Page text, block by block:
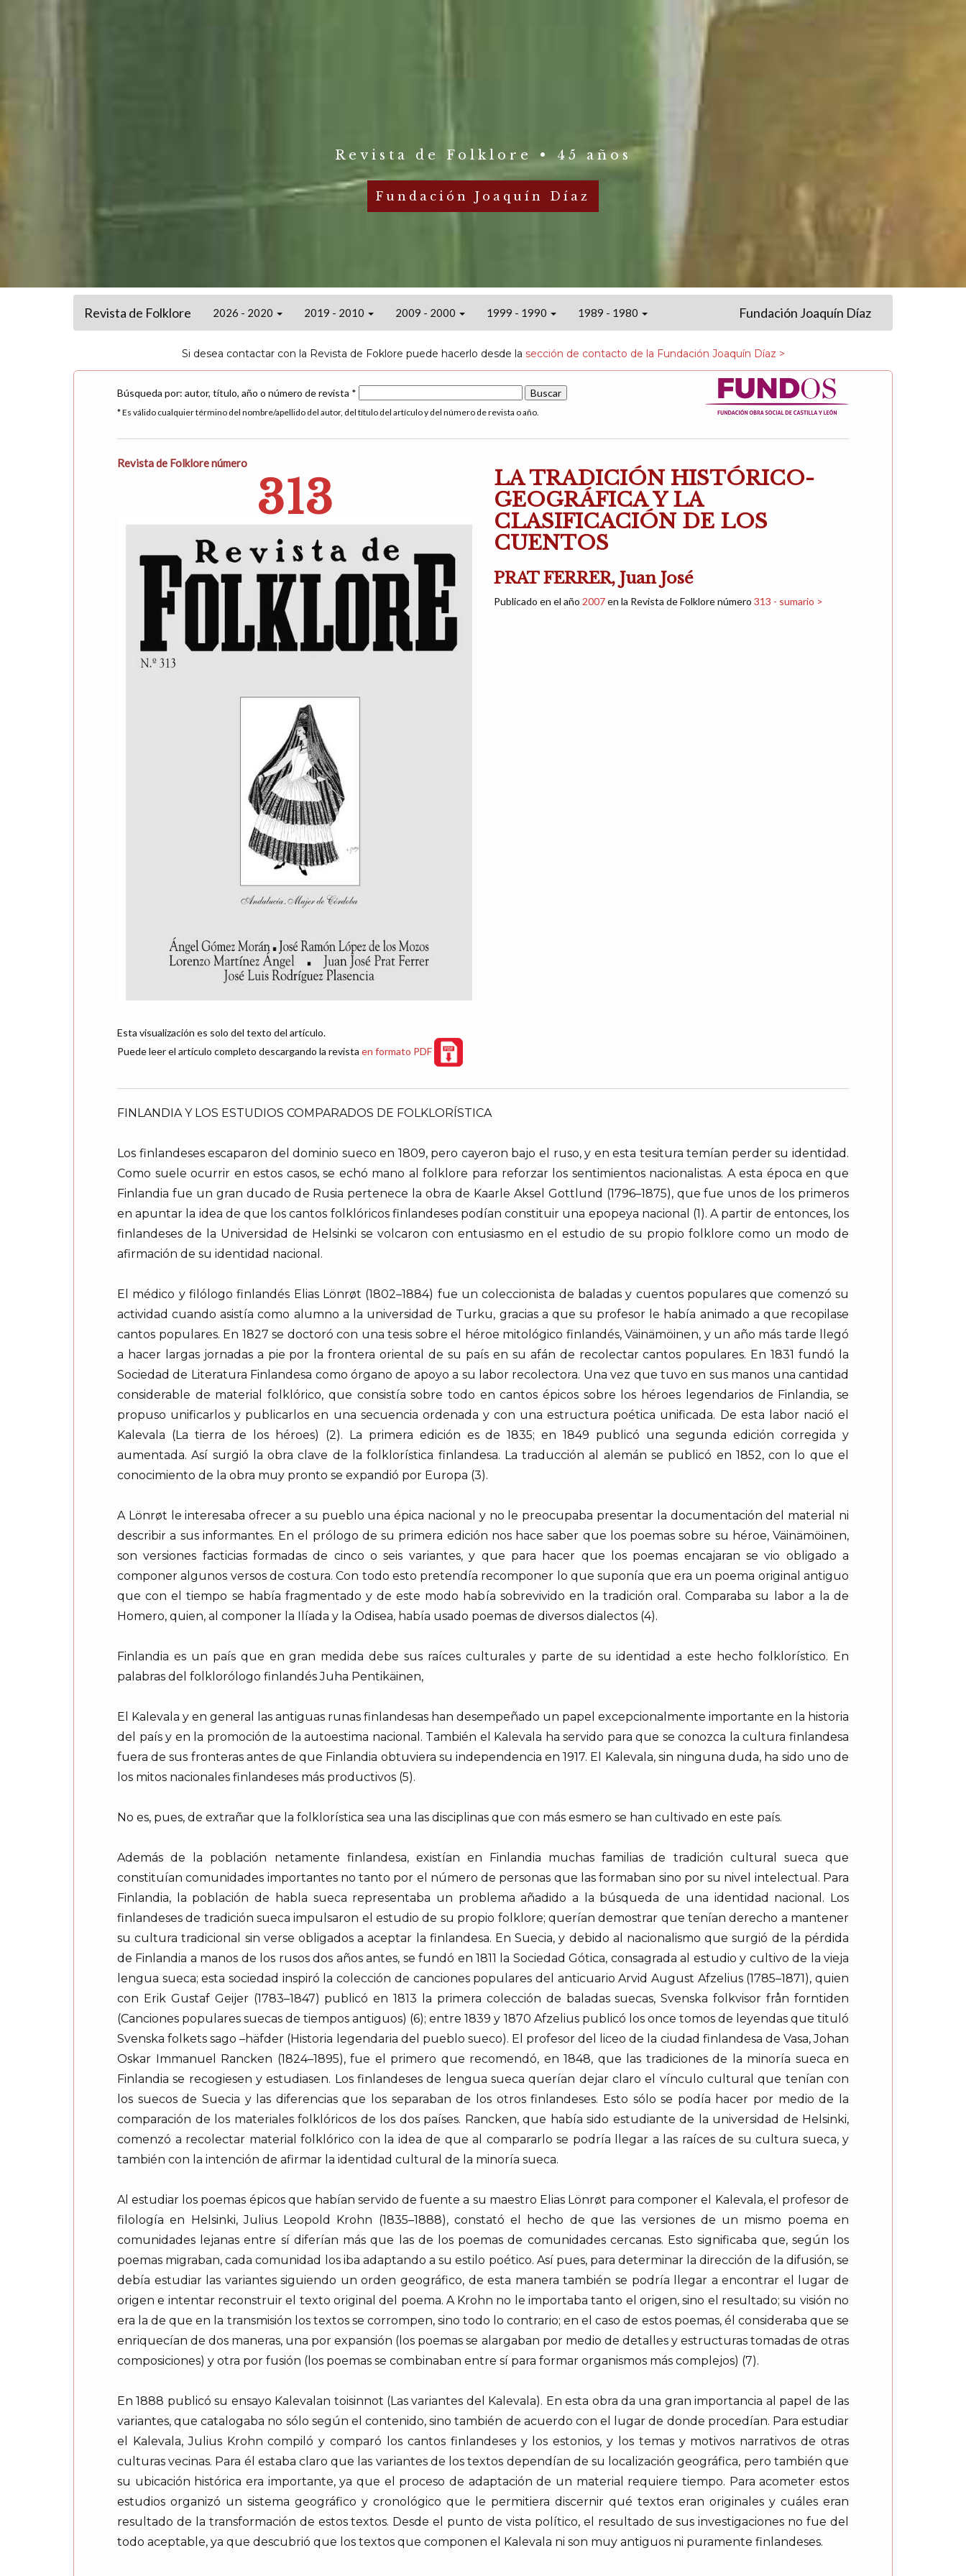
Revista de Folklore • 45 años
Fundación Joaquín Díaz
Revista de Folklore 2026 - 2020 2019 - 2010 2009 - 2000 1999 - 1990 1989 - 1980 Fundación Joaquín Díaz
Si desea contactar con la Revista de Foklore puede hacerlo desde la sección de contacto de la Fundación Joaquín Díaz >
Búsqueda por: autor, título, año o número de revista *
* Es válido cualquier término del nombre/apellido del autor, del título del artículo y del número de revista o año.
Revista de Folklore número
313
Esta visualización es solo del texto del artículo.
Puede leer el artículo completo descargando la revista en formato PDF
LA TRADICIÓN HISTÓRICO-
GEOGRÁFICA Y LA
CLASIFICACIÓN DE LOS
CUENTOS
PRAT FERRER, Juan José
Publicado en el año 2007en la Revista de Folklore número 313 - sumario >
FINLANDIA Y LOS ESTUDIOS COMPARADOS DE FOLKLORÍSTICA
Los finlandeses escaparon del dominio sueco en 1809, pero cayeron bajo el ruso, y en esta tesitura temían perder su identidad.
Como suele ocurrir en estos casos, se echó mano al folklore para reforzar los sentimientos nacionalistas. A esta época en que
Finlandia fue un gran ducado de Rusia pertenece la obra de Kaarle Aksel Gottlund (1796–1875), que fue unos de los primeros
en apuntar la idea de que los cantos folklóricos finlandeses podían constituir una epopeya nacional (1). A partir de entonces, los
finlandeses de la Universidad de Helsinki se volcaron con entusiasmo en el estudio de su propio folklore como un modo de
afirmación de su identidad nacional.
El médico y filólogo finlandés Elias Lönrøt (1802–1884) fue un coleccionista de baladas y cuentos populares que comenzó su
actividad cuando asistía como alumno a la universidad de Turku, gracias a que su profesor le había animado a que recopilase
cantos populares. En 1827 se doctoró con una tesis sobre el héroe mitológico finlandés, Väinämöinen, y un año más tarde llegó
a hacer largas jornadas a pie por la frontera oriental de su país en su afán de recolectar cantos populares. En 1831 fundó la
Sociedad de Literatura Finlandesa como órgano de apoyo a su labor recolectora. Una vez que tuvo en sus manos una cantidad
considerable de material folklórico, que consistía sobre todo en cantos épicos sobre los héroes legendarios de Finlandia, se
propuso unificarlos y publicarlos en una secuencia ordenada y con una estructura poética unificada. De esta labor nació el
Kalevala (La tierra de los héroes) (2). La primera edición es de 1835; en 1849 publicó una segunda edición corregida y
aumentada. Así surgió la obra clave de la folklorística finlandesa. La traducción al alemán se publicó en 1852, con lo que el
conocimiento de la obra muy pronto se expandió por Europa (3).
A Lönrøt le interesaba ofrecer a su pueblo una épica nacional y no le preocupaba presentar la documentación del material ni
describir a sus informantes. En el prólogo de su primera edición nos hace saber que los poemas sobre su héroe, Väinämöinen,
son versiones facticias formadas de cinco o seis variantes, y que para hacer que los poemas encajaran se vio obligado a
componer algunos versos de costura. Con todo esto pretendía recomponer lo que suponía que era un poema original antiguo
que con el tiempo se había fragmentado y de este modo había sobrevivido en la tradición oral. Comparaba su labor a la de
Homero, quien, al componer la Ilíada y la Odisea, había usado poemas de diversos dialectos (4).
Finlandia es un país que en gran medida debe sus raíces culturales y parte de su identidad a este hecho folklorístico. En
palabras del folklorólogo finlandés Juha Pentikäinen,
El Kalevala y en general las antiguas runas finlandesas han desempeñado un papel excepcionalmente importante en la historia
del país y en la promoción de la autoestima nacional. También el Kalevala ha servido para que se conozca la cultura finlandesa
fuera de sus fronteras antes de que Finlandia obtuviera su independencia en 1917. El Kalevala, sin ninguna duda, ha sido uno de
los mitos nacionales finlandeses más productivos (5).
No es, pues, de extrañar que la folklorística sea una las disciplinas que con más esmero se han cultivado en este país.
Además de la población netamente finlandesa, existían en Finlandia muchas familias de tradición cultural sueca que
constituían comunidades importantes no tanto por el número de personas que las formaban sino por su nivel intelectual. Para
Finlandia, la población de habla sueca representaba un problema añadido a la búsqueda de una identidad nacional. Los
finlandeses de tradición sueca impulsaron el estudio de su propio folklore; querían demostrar que tenían derecho a mantener
su cultura tradicional sin verse obligados a aceptar la finlandesa. En Suecia, y debido al nacionalismo que surgió de la pérdida
de Finlandia a manos de los rusos dos años antes, se fundó en 1811 la Sociedad Gótica, consagrada al estudio y cultivo de la vieja
lengua sueca; esta sociedad inspiró la colección de canciones populares del anticuario Arvid August Afzelius (1785–1871), quien
con Erik Gustaf Geijer (1783–1847) publicó en 1813 la primera colección de baladas suecas, Svenska folkvisor från forntiden
(Canciones populares suecas de tiempos antiguos) (6); entre 1839 y 1870 Afzelius publicó los once tomos de leyendas que tituló
Svenska folkets sago –häfder (Historia legendaria del pueblo sueco). El profesor del liceo de la ciudad finlandesa de Vasa, Johan
Oskar Immanuel Rancken (1824–1895), fue el primero que recomendó, en 1848, que las tradiciones de la minoría sueca en
Finlandia se recogiesen y estudiasen. Los finlandeses de lengua sueca querían dejar claro el vínculo cultural que tenían con
los suecos de Suecia y las diferencias que los separaban de los otros finlandeses. Esto sólo se podía hacer por medio de la
comparación de los materiales folklóricos de los dos países. Rancken, que había sido estudiante de la universidad de Helsinki,
comenzó a recolectar material folklórico con la idea de que al compararlo se podría llegar a las raíces de su cultura sueca, y
también con la intención de afirmar la identidad cultural de la minoría sueca.
Al estudiar los poemas épicos que habían servido de fuente a su maestro Elias Lönrøt para componer el Kalevala, el profesor de
filología en Helsinki, Julius Leopold Krohn (1835–1888), constató el hecho de que las versiones de un mismo poema en
comunidades lejanas entre sí diferían más que las de los poemas de comunidades cercanas. Esto significaba que, según los
poemas migraban, cada comunidad los iba adaptando a su estilo poético. Así pues, para determinar la dirección de la difusión, se
debía estudiar las variantes siguiendo un orden geográfico, de esta manera también se podría llegar a encontrar el lugar de
origen e intentar reconstruir el texto original del poema. A Krohn no le importaba tanto el origen, sino el resultado; su visión no
era la de que en la transmisión los textos se corrompen, sino todo lo contrario; en el caso de estos poemas, él consideraba que se
enriquecían de dos maneras, una por expansión (los poemas se alargaban por medio de detalles y estructuras tomadas de otras
composiciones) y otra por fusión (los poemas se combinaban entre sí para formar organismos más complejos) (7).
En 1888 publicó su ensayo Kalevalan toisinnot (Las variantes del Kalevala). En esta obra da una gran importancia al papel de las
variantes, que catalogaba no sólo según el contenido, sino también de acuerdo con el lugar de donde procedían. Para estudiar
el Kalevala, Julius Krohn compiló y comparó los cantos finlandeses y los estonios, y los temas y motivos narrativos de otras
culturas vecinas. Para él estaba claro que las variantes de los textos dependían de su localización geográfica, pero también que
su ubicación histórica era importante, ya que el proceso de adaptación de un material requiere tiempo. Para acometer estos
estudios organizó un sistema geográfico y cronológico que le permitiera discernir qué textos eran originales y cuáles eran
resultado de la transformación de estos textos. Desde el punto de vista político, el resultado de sus investigaciones no fue del
todo aceptable, ya que descubrió que los textos que componen el Kalevala ni son muy antiguos ni puramente finlandeses.